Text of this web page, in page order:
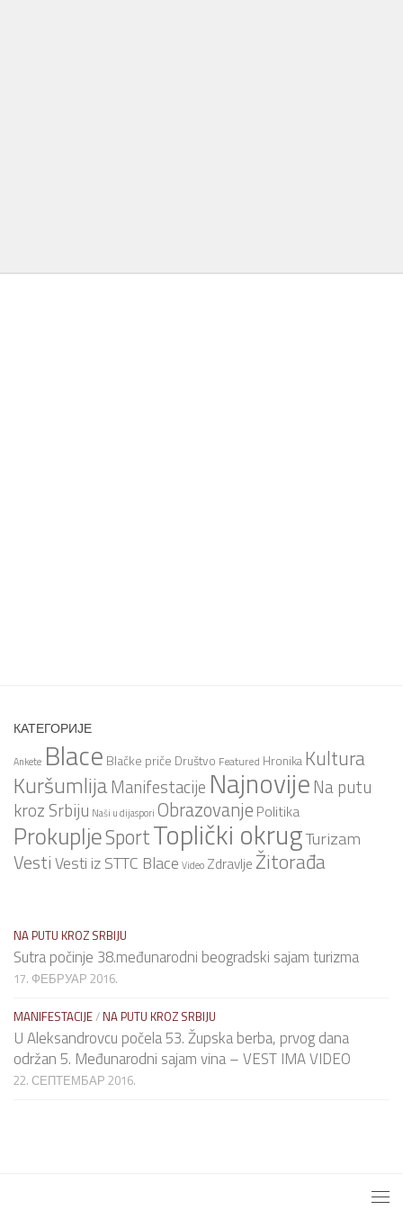
КАТЕГОРИЈЕ
Ankete Blace Blačke priče Društvo Featured Hronika Kultura
KuršumlijaManifestacije NajnovijeNa putu
kroz Srbiju Naši u dijaspori Obrazovanje Politika
ProkupljeSportToplički okrugTurizam
VestiVesti iz STTC Blace Video Zdravlje Žitorađa
NA PUTU KROZ SRBIJU
Sutra počinje 38.međunarodni beogradski sajam turizma
17. ФЕБРУАР 2016.
MANIFESTACIJE/ NA PUTU KROZ SRBIJU
U Aleksandrovcu počela 53. Župska berba, prvog dana
održan 5. Međunarodni sajam vina – VEST IMA VIDEO
22. СЕПТЕМБАР 2016.